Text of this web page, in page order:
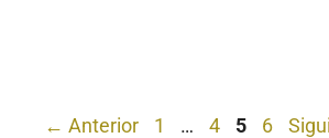
← Anterior Página
1 … Página
4 Página
5 Página
6